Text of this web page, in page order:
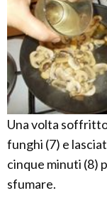
Una volta
funghi (7) e
cinque minuti (8)
sfumare.